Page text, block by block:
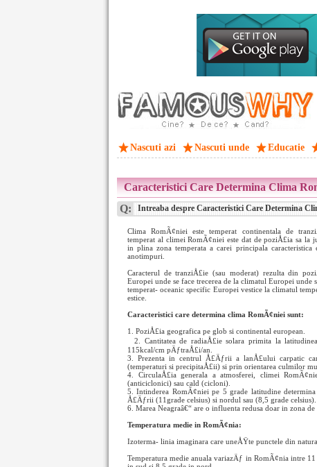
Nascuti azi Nascuti unde Educatie
Caracteristici Care Determina Clima
Q: Intreaba despre Caracteristici Care Determina
Clima RomÃ¢niei este temperat continentala de
temperat al climei RomÃ¢niei este dat de poziÅ£ia sa la
in plina zona temperata a carei principala caracteristica
anotimpuri.
Caracterul de tranziÅ£ie (sau moderat) rezulta din
Europei unde se face trecerea de la climatul Europei unde
temperat- oceanic specific Europei vestice la climatul
estice.
Caracteristici care determina clima RomÃ¢niei sunt:
1. PoziÅ£ia geografica pe glob si continental european.
2. Cantitatea de radiaÅ£ie solara primita la
115kcal/cm pÄƒtraÅ£i/an.
3. Prezenta in centrul Å£Äƒrii a lanÅ£ului carpatic
(temperaturi si precipitaÅ£ii) si prin orientarea culmilor
4. CirculaÅ£ia generala a atmosferei, climei
(anticiclonici) sau cald (cicloni).
5. Intinderea RomÃ¢niei pe 5 grade latitudine
Å£Äƒrii (11grade celsius) si nordul sau (8,5 grade celsius).
6. Marea Neagraâ€“ are o influenta redusa doar in zona de
Temperatura medie in RomÃ¢nia:
Izoterma- linia imaginara care uneÅŸte punctele din
Temperatura medie anuala variazÄƒ in RomÃ¢nia intre